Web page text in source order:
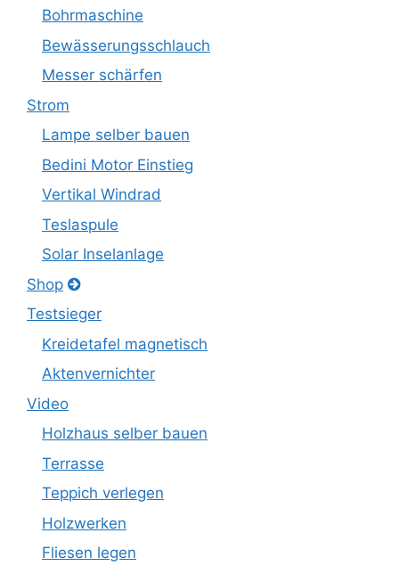
Bohrmaschine
Bewässerungsschlauch
Messer schärfen
Strom
Lampe selber bauen
Bedini Motor Einstieg
Vertikal Windrad
Teslaspule
Solar Inselanlage
Shop
Testsieger
Kreidetafel magnetisch
Aktenvernichter
Video
Holzhaus selber bauen
Terrasse
Teppich verlegen
Holzwerken
Fliesen legen